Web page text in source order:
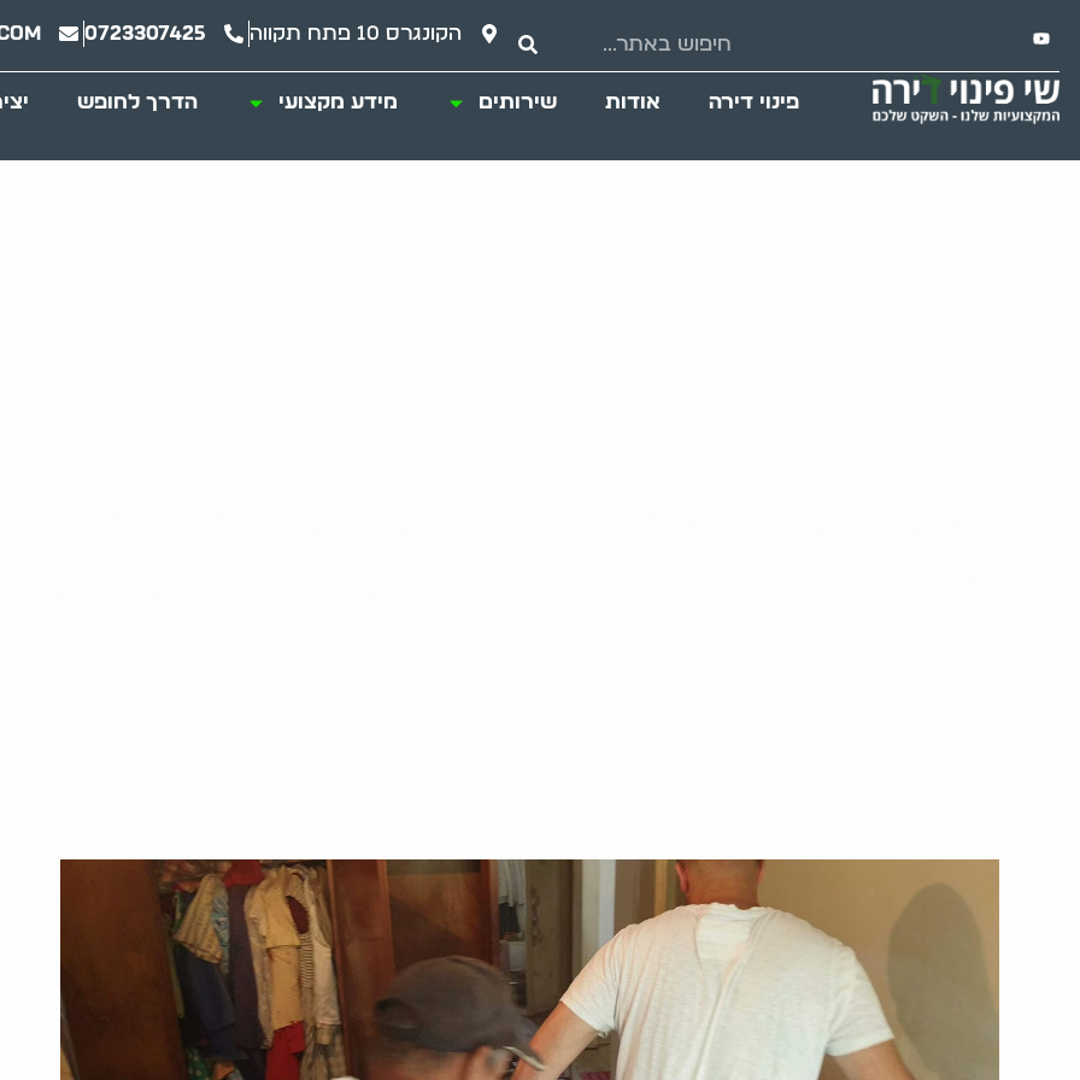
הקונגרס 10 פתח תקווה 0723307425
פינוי דירה אודות שירותים מידע מקצועי הדרך לחופש